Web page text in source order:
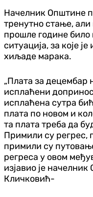
Начелник Општине
тренутно стање, али
прошле године
ситуација, за које
хиљаде марака.
„Плата за децембар
исплаћени
исплаћена сутра
плата по новом и
та плата треба да
Примили су регрес,
примили су
регреса у овом
изјавио је
Кличковић-